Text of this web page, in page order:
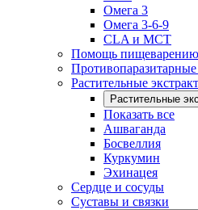
Омега 3
Омега 3-6-9
CLA и MCT
Помощь пищеварению
Растительные
Растительные
Показать все
Ашваганда
Босвеллия
Куркумин
Эхинацея
Сердце и сосуды
Суставы и связки